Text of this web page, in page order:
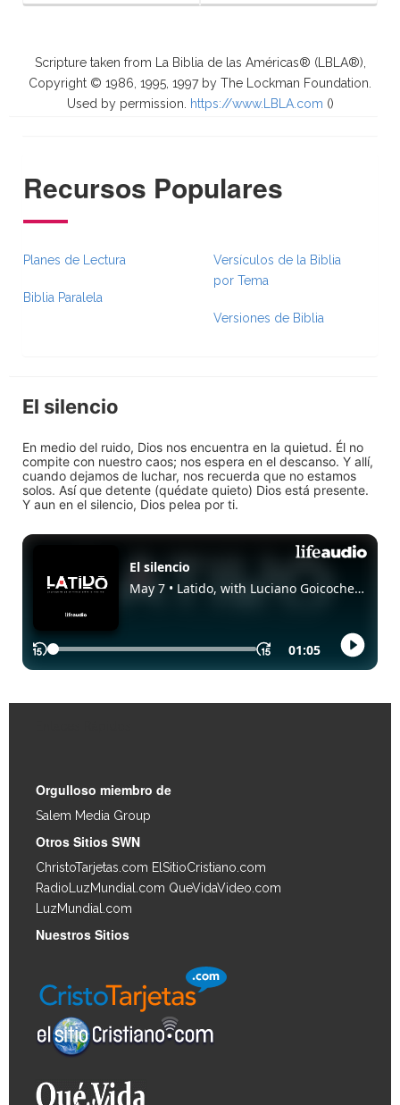
Scripture taken from La Biblia de las Américas® (LBLA®),
Copyright © 1986, 1995, 1997 by The Lockman Foundation.
Used by permission.
https://www.LBLA.com ()
Recursos Populares
Planes de Lectura
Biblia Paralela
Versículos de la Biblia
por Tema
Versiones de Biblia
El silencio
En medio del ruido, Dios nos encuentra en la quietud. Él no
compite con nuestro caos; nos espera en el descanso. Y allí,
cuando dejamos de luchar, nos recuerda que no estamos
solos. Así que detente (quédate quieto) Dios está presente.
Y aun en el silencio, Dios pelea por ti.
Orgulloso miembro de
Salem Media Group
Otros Sitios SWN
ChristoTarjetas.com ElSitioCristiano.com
RadioLuzMundial.com QueVidaVideo.com
LuzMundial.com
Nuestros Sitios